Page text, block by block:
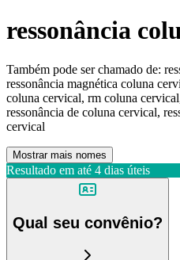
ressonância
Também pode ser chamado de:
ressonância magnética coluna
coluna cervical, rm coluna
ressonância de coluna cervical,
cervical
Mostrar mais nomes
Resultado em até 4 dias úteis
Qual seu convênio?